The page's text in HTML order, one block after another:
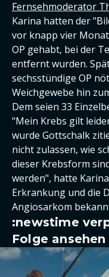
Fernsehmoderator
Karina hatten der
vor knapp vier
OP gehabt, bei der
entfernt wurden.
sechsstündige OP
Weichgewebe hin
Dem seien 33
"Mein Krebs gilt
wurde Gottschalk
nicht zulassen, wie
dieser Krebsform
werden", hatte
Erkrankung und die
Angiosarkom
:newstime
Folge ansehen